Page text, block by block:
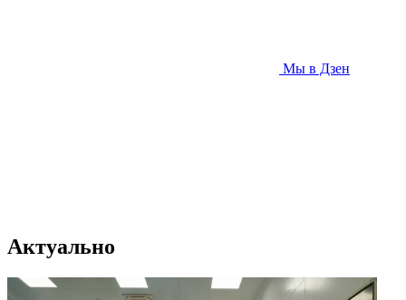
Мы в Дзен
Актуально